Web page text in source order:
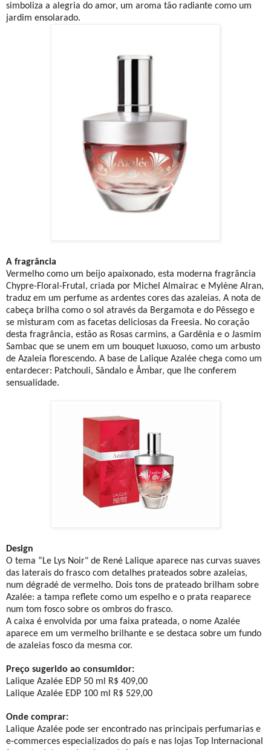
simboliza a alegria do amor, um aroma tão radiante como um
jardim ensolarado.
A fragrância
Vermelho como um beijo apaixonado, esta moderna fragrância
Chypre-Floral-Frutal, criada por Michel Almairac e Mylène Alran,
traduz em um perfume as ardentes cores das azaleias. A nota de
cabeça brilha como o sol através da Bergamota e do Pêssego e
se misturam com as facetas deliciosas da Freesia. No coração
desta fragrância, estão as Rosas carmins, a Gardênia e o Jasmim
Sambac que se unem em um bouquet luxuoso, como um arbusto
de Azaleia florescendo. A base de Lalique Azalée chega como um
entardecer: Patchouli, Sândalo e Âmbar, que lhe conferem
sensualidade.
Design
O tema “Le Lys Noir" de René Lalique aparece nas curvas suaves
das laterais do frasco com detalhes prateados sobre azaleias,
num dégradé de vermelho. Dois tons de prateado brilham sobre
Azalée: a tampa reflete como um espelho e o prata reaparece
num tom fosco sobre os ombros do frasco.
A caixa é envolvida por uma faixa prateada, o nome Azalée
aparece em um vermelho brilhante e se destaca sobre um fundo
de azaleias fosco da mesma cor.
Preço sugerido ao consumidor:
Lalique Azalée EDP 50 ml R$ 409,00
Lalique Azalée EDP 100 ml R$ 529,00
Onde comprar:
Lalique Azalée pode ser encontrado nas principais perfumarias e
e-commerces especializados do país e nas lojas Top Internacional